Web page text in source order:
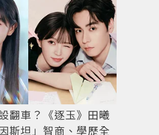
翻車？《逐玉》田曦
斯坦」智商、學歷全